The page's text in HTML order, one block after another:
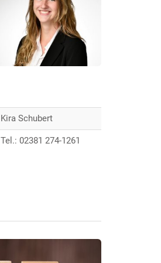
Kira Schubert
Tel.: 02381 274-1261